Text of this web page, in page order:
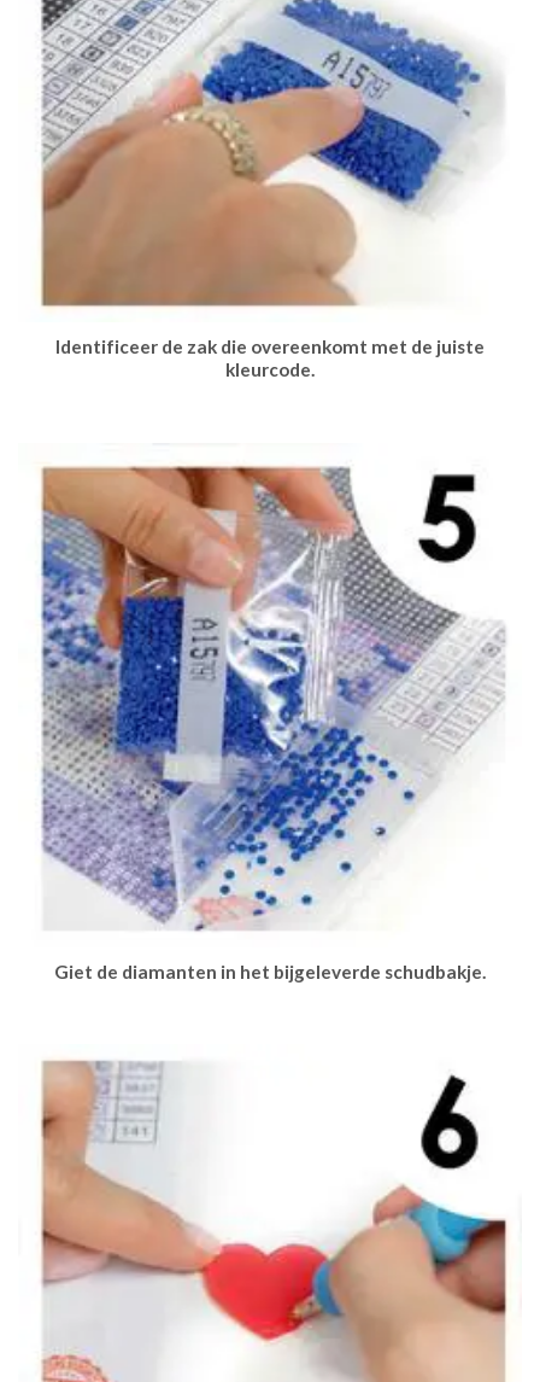
Identificeer de zak die overeenkomt met de juiste
kleurcode.
Giet de diamanten in het bijgeleverde schudbakje.